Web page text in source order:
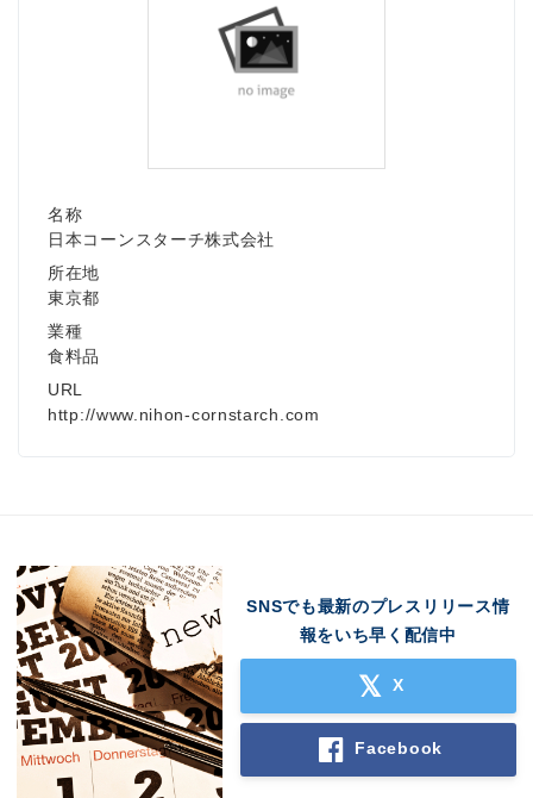
名称
日本コーンスターチ株式会社
所在地
東京都
業種
食料品
URL
http://www.nihon-cornstarch.com
SNSでも最新のプレスリリース情
報をいち早く配信中
X
Facebook